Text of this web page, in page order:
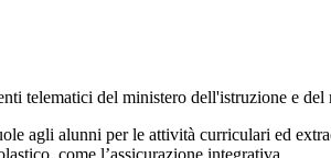
telematici del ministero dell'istruzione e
agli alunni per le attività curriculari ed
come l’assicurazione integrativa